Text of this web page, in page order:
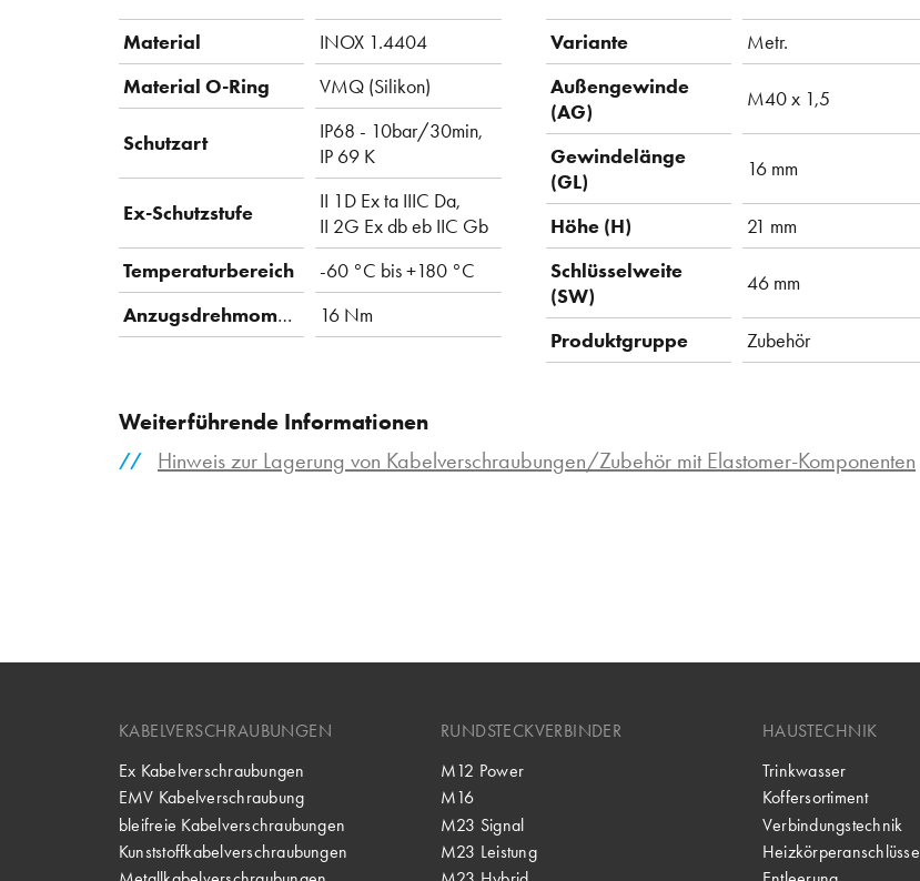
Material
INOX 1.4404
Material O-Ring
VMQ (Silikon)
Schutzart
IP68 - 10bar/30min,
IP 69 K
Ex-Schutzstufe
II 1D Ex ta IIIC Da,
II 2G Ex db eb IIC Gb
Temperaturbereich
-60 °C bis +180 °C
Anzugsdrehmoment
16 Nm
Variante
Metr.
Außengewinde
(AG)
M40 x 1,5
Gewindelänge
(GL)
16 mm
Höhe (H)
21 mm
Schlüsselweite
(SW)
46 mm
Produktgruppe Zubehör
Weiterführende Informationen
Hinweis zur Lagerung von Kabelverschraubungen/Zubehör mit Elastomer-Komponenten
KABELVERSCHRAUBUNGEN
Ex Kabelverschraubungen
EMV Kabelverschraubung
bleifreie Kabelverschraubungen
Kunststoffkabelverschraubungen
RUNDSTECKVERBINDER
M12 Power
M16
M23 Signal
M23 Leistung
HAUSTECHNIK
Trinkwasser
Koffersortiment
Verbindungstechnik
Heizkörperanschlüsse